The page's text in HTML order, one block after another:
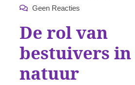
Geen Reacties
De rol van
bestuivers in
natuur